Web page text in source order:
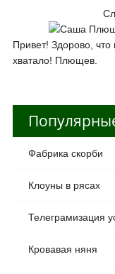
Привет! Здорово,
хватало! Плющев.
Фабрика скорби
Клоуны в рясах
Телеграмизация
Кровавая няня